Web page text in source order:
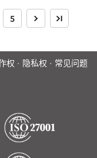
础架构，也正成为
5
权 · 隐私权 · 常见问题